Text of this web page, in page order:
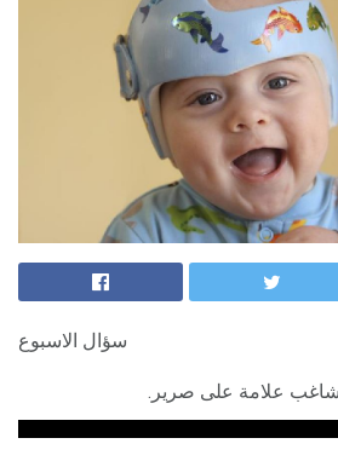
سؤال الاسبوع
علامة على صرير.